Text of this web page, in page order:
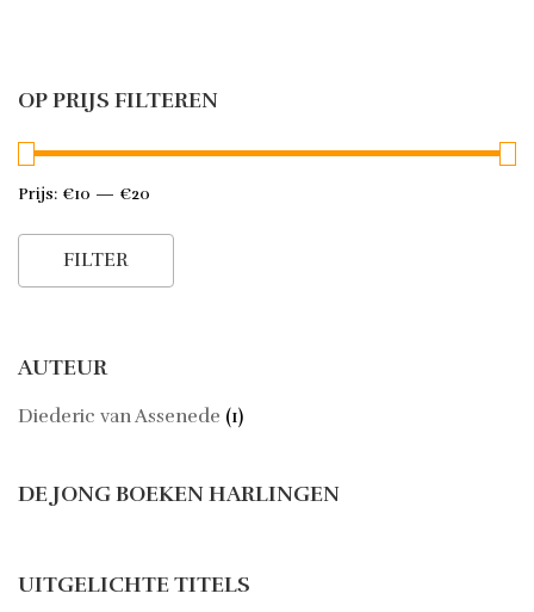
OP PRIJS FILTEREN
FILTER
Prijs: €10 — €20
AUTEUR
Diederic van Assenede (1)
DE JONG BOEKEN HARLINGEN
UITGELICHTE TITELS